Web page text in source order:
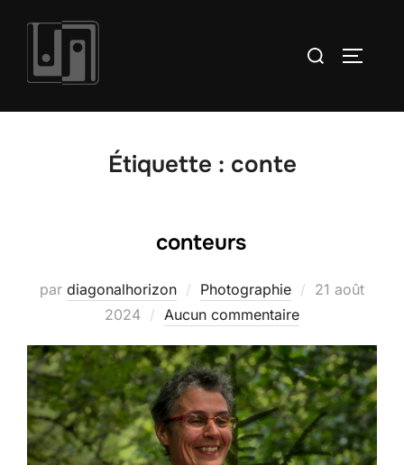
contenu
Rechercher :
Étiquette : conte
conteurs
par diagonalhorizon Photographie
Publié
21 août
2024
Aucun commentaire